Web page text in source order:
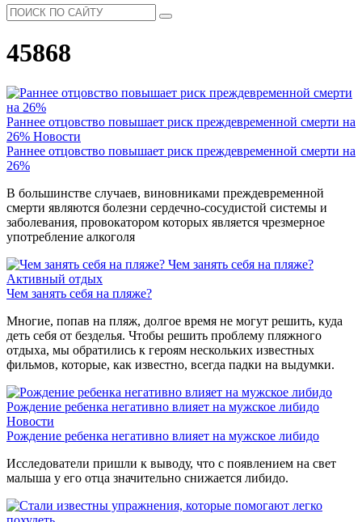
45868
Раннее отцовство повышает риск преждевременной смерти на
26% Новости
Раннее отцовство повышает риск преждевременной смерти на
26%
В большинстве случаев, виновниками преждевременной
смерти являются болезни сердечно-сосудистой системы и
заболевания, провокатором которых является чрезмерное
употребление алкоголя
Чем занять себя на пляже?
Активный отдых
Чем занять себя на пляже?
Многие, попав на пляж, долгое время не могут решить, куда
деть себя от безделья. Чтобы решить проблему пляжного
отдыха, мы обратились к героям нескольких известных
фильмов, которые, как известно, всегда падки на выдумки.
Рождение ребенка негативно влияет на мужское либидо
Новости
Рождение ребенка негативно влияет на мужское либидо
Исследователи пришли к выводу, что с появлением на свет
малыша у его отца значительно снижается либидо.